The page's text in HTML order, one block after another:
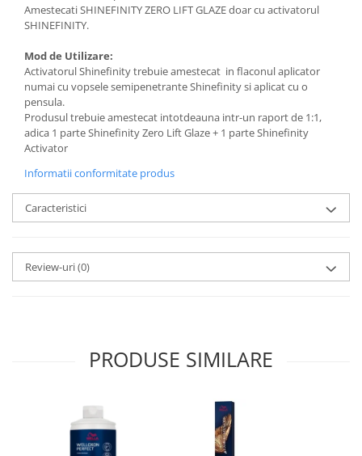
Amestecati SHINEFINITY ZERO LIFT GLAZE doar cu activatorul
SHINEFINITY.
Mod de Utilizare:
Activatorul Shinefinity trebuie amestecat in flaconul aplicator
numai cu vopsele semipenetrante Shinefinity si aplicat cu o
pensula.
Produsul trebuie amestecat intotdeauna intr-un raport de 1:1,
adica 1 parte Shinefinity Zero Lift Glaze + 1 parte Shinefinity
Activator
Informatii conformitate produs
Caracteristici
Review-uri(0)
PRODUSE SIMILARE